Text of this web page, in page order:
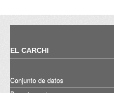
EL CARCHI
Conjunto de datos